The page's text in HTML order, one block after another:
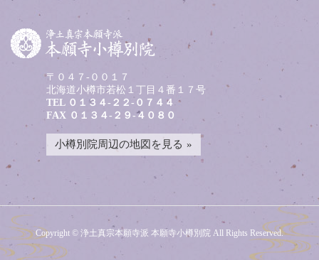
〒０４７-００１７
北海道小樽市若松１丁目４番１７号
TEL ０１３４-２２-０７４４
FAX ０１３４-２９-４０８０
小樽別院周辺の地図を見る
Copyright © 浄土真宗本願寺派 本願寺小樽別院 All Rights Reserved.